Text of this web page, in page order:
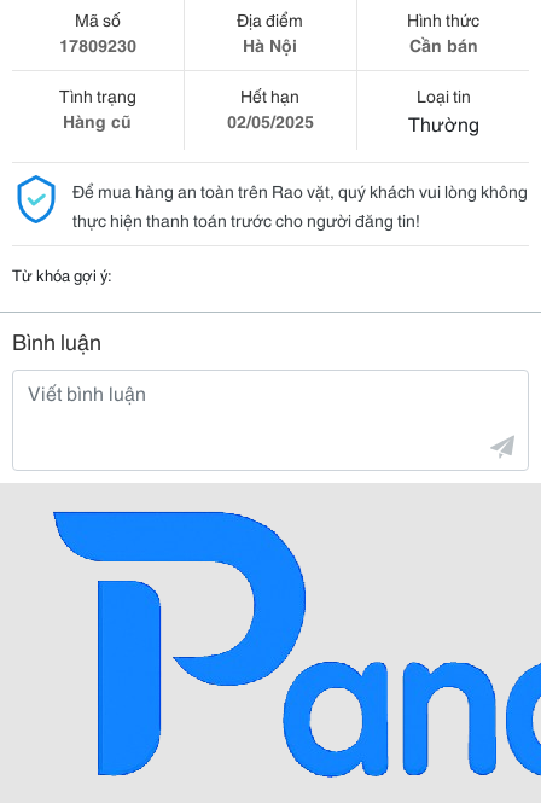
Mã số
17809230
Địa điểm
Hà Nội
Hình thức
Cần bán
Tình trạng
Hàng cũ
Hết hạn
02/05/2025
Loại tin
Thường
Để mua hàng an toàn trên Rao vặt, quý khách vui lòng không
thực hiện thanh toán trước cho người đăng tin!
Từ khóa gợi ý:
Bình luận